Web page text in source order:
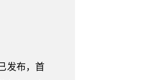
发布，首